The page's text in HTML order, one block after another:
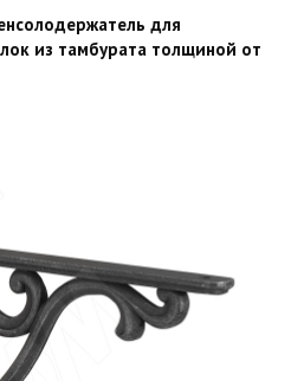
для
из тамбурата толщиной от